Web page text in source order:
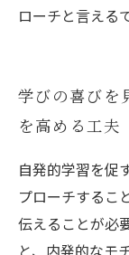
ローチと言える
学びの喜びを
を高める工夫
自発的学習を促
プローチするこ
伝えることが必
と、内発的なモ